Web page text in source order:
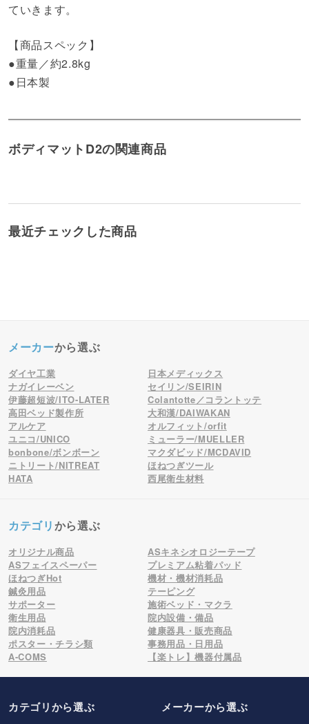
ていきます。
【商品スペック】
●重量／約2.8kg
●日本製
ボディマットD2の関連商品
最近チェックした商品
メーカーから選ぶ
ダイヤ工業
日本メディックス
ナガイレーベン
セイリン/SEIRIN
伊藤超短波/ITO-LATER
Colantotte／コラントッテ
高田ベッド製作所
大和漢/DAIWAKAN
アルケア
オルフィット/orfit
ユニコ/UNICO
ミューラー/MUELLER
bonbone/ボンボーン
マクダビッド/MCDAVID
ニトリート/NITREAT
ほねつぎツール
HATA
西尾衛生材料
カテゴリから選ぶ
オリジナル商品
ASキネシオロジーテープ
ASフェイスペーパー
プレミアム粘着パッド
ほねつぎHot
機材・機材消耗品
鍼灸用品
テーピング
サポーター
施術ベッド・マクラ
衛生用品
院内設備・備品
院内消耗品
健康器具・販売商品
ポスター・チラシ類
事務用品・日用品
A-COMS
【楽トレ】機器付属品
カテゴリから選ぶ メーカーから選ぶ